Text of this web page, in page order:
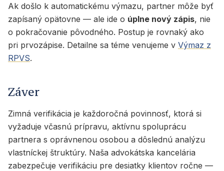
Ak došlo k automatickému výmazu, partner môže byť
zapísaný opätovne — ale ide o úplne nový zápis, nie
o pokračovanie pôvodného. Postup je rovnaký ako
pri prvozápise. Detailne sa téme venujeme v Výmaz z
RPVS.
Záver
Zimná verifikácia je každoročná povinnosť, ktorá si
vyžaduje včasnú prípravu, aktívnu spoluprácu
partnera s oprávnenou osobou a dôslednú analýzu
vlastníckej štruktúry. Naša advokátska kancelária
zabezpečuje verifikáciu pre desiatky klientov ročne —